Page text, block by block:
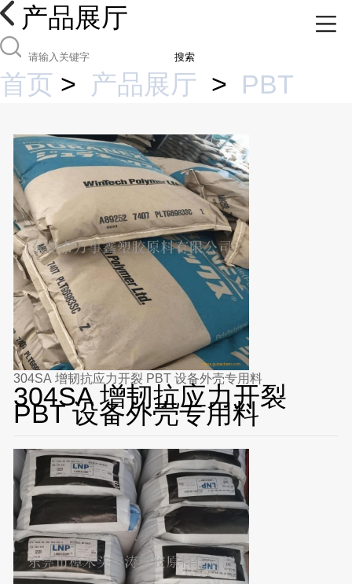
产品展厅
搜索
首页 > 产品展厅 > PBT
304SA 增韧抗应力开裂 PBT 设备外壳专用料
304SA 增韧抗应力开裂
PBT 设备外壳专用料